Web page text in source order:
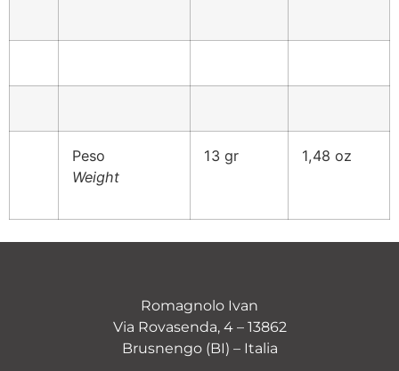
Peso
Weight
13 gr 1,48 oz
Romagnolo Ivan
Via Rovasenda, 4 – 13862
Brusnengo (BI) – Italia